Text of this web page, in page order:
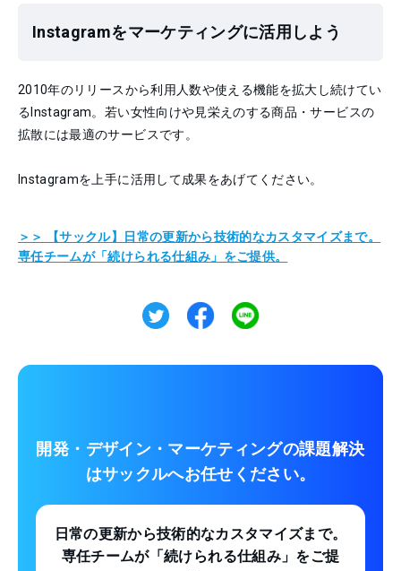
Instagramをマーケティングに活用しよう
2010年のリリースから利用人数や使える機能を拡大し続けてい
るInstagram。若い女性向けや見栄えのする商品・サービスの
拡散には最適のサービスです。
Instagramを上手に活用して成果をあげてください。
＞＞ 【サックル】日常の更新から技術的なカスタマイズまで。
専任チームが「続けられる仕組み」をご提供。
開発・デザイン・マーケティングの課題解決
はサックルへお任せください。
日常の更新から技術的なカスタマイズまで。
専任チームが「続けられる仕組み」をご提